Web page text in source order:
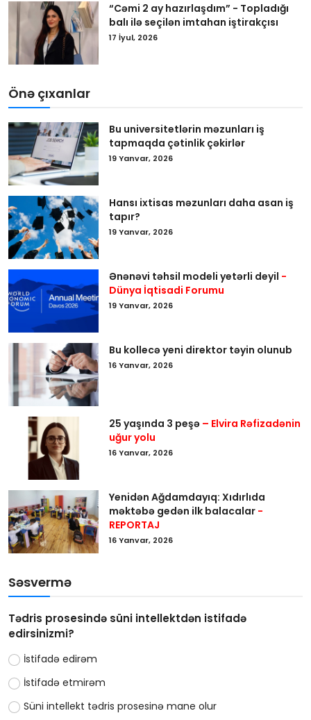
“Cəmi 2 ay hazırlaşdım” - Topladığı
balı ilə seçilən imtahan iştirakçısı
17 İyul, 2026
Önə çıxanlar
Bu universitetlərin məzunları iş
tapmaqda çətinlik çəkirlər
19 Yanvar, 2026
Hansı ixtisas məzunları daha asan iş
tapır?
19 Yanvar, 2026
Ənənəvi təhsil modeli yetərli deyil -
Dünya İqtisadi Forumu
19 Yanvar, 2026
Bu kollecə yeni direktor təyin olunub
16 Yanvar, 2026
25 yaşında 3 peşə – Elvira Rəfizadənin
uğur yolu
16 Yanvar, 2026
Yenidən Ağdamdayıq: Xıdırlıda
məktəbə gedən ilk balacalar -
REPORTAJ
16 Yanvar, 2026
Səsvermə
Tədris prosesində süni intellektdən istifadə
edirsinizmi?
İstifadə edirəm
İstifadə etmirəm
Süni intellekt tədris prosesinə mane olur